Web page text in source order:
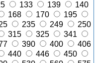
133 139
140
168 170
195
235 249
250
315 325
341
390 400
406
440 446
450